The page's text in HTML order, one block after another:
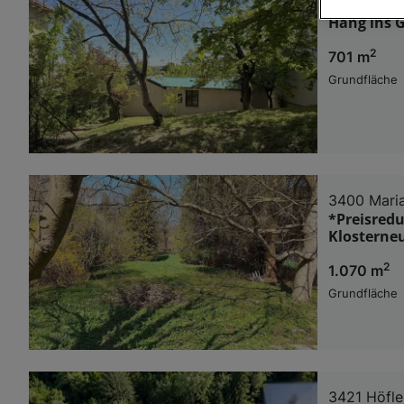
Hang ins
701 m2
Grundfläche
3400
1.070 m2
Grundfläche
3421
Wir und